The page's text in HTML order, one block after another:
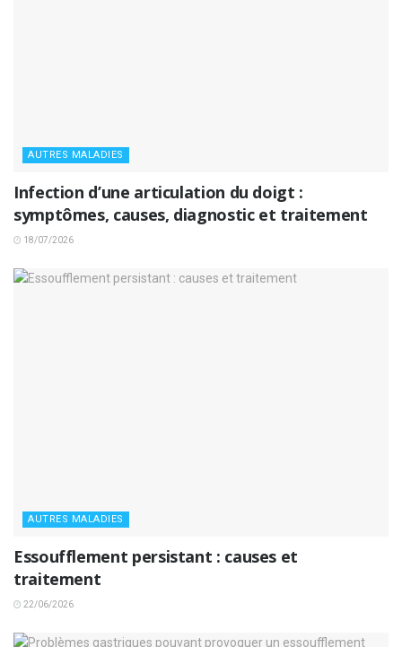
AUTRES MALADIES
Infection d’une articulation du doigt :
symptômes, causes, diagnostic et traitement
18/07/2026
AUTRES MALADIES
Essoufflement persistant : causes et
traitement
22/06/2026